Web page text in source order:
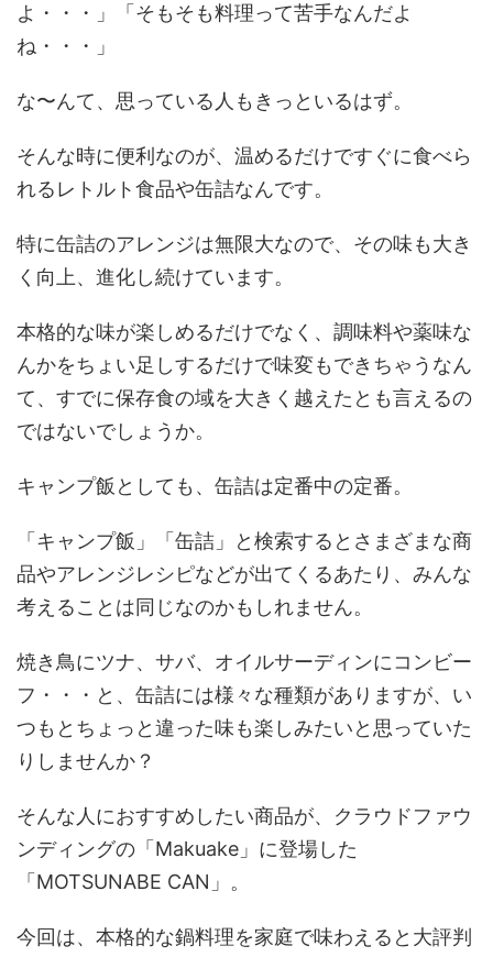
よ・・・」「そもそも料理って苦手なんだよ
ね・・・」
な〜んて、思っている人もきっといるはず。
そんな時に便利なのが、温めるだけですぐに食べら
れるレトルト食品や缶詰なんです。
特に缶詰のアレンジは無限大なので、その味も大き
く向上、進化し続けています。
本格的な味が楽しめるだけでなく、調味料や薬味な
んかをちょい足しするだけで味変もできちゃうなん
て、すでに保存食の域を大きく越えたとも言えるの
ではないでしょうか。
キャンプ飯としても、缶詰は定番中の定番。
「キャンプ飯」「缶詰」と検索するとさまざまな商
品やアレンジレシピなどが出てくるあたり、みんな
考えることは同じなのかもしれません。
焼き鳥にツナ、サバ、オイルサーディンにコンビー
フ・・・と、缶詰には様々な種類がありますが、い
つもとちょっと違った味も楽しみたいと思っていた
りしませんか？
そんな人におすすめしたい商品が、クラウドファウ
ンディングの「Makuake」に登場した
「MOTSUNABE CAN」。
今回は、本格的な鍋料理を家庭で味わえると大評判